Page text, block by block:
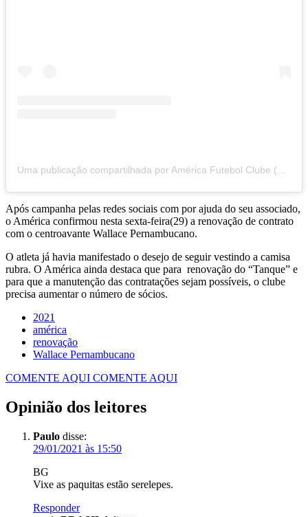
Após campanha pelas redes sociais com por ajuda do seu associado,
o América confirmou nesta sexta-feira(29) a renovação de contrato
com o centroavante Wallace Pernambucano.
O atleta já havia manifestado o desejo de seguir vestindo a camisa
rubra. O América ainda destaca que para renovação do “Tanque” e
para que a manutenção das contratações sejam possíveis, o clube
precisa aumentar o número de sócios.
2021
américa
renovação
Wallace Pernambucano
COMENTE AQUI COMENTE AQUI
Opinião dos leitores
Paulo disse:
29/01/2021 às 15:50
BG
Vixe as paquitas estão serelepes.
Responder